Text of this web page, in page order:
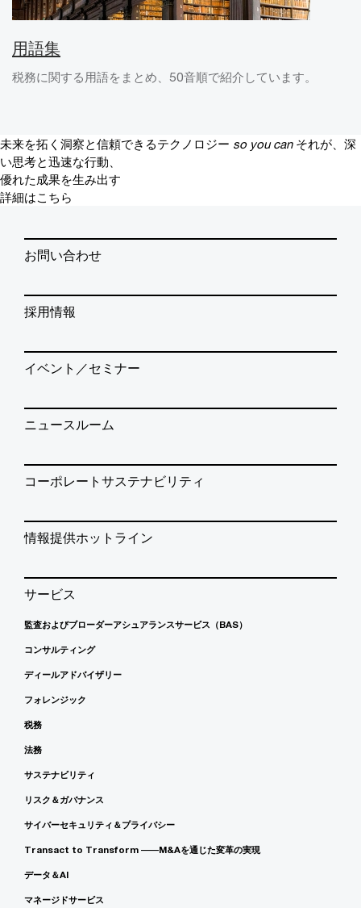
用語集
税務に関する用語をまとめ、50音順で紹介しています。
未来を拓く洞察と信頼できるテクノロジー so you can それが、深
い思考と迅速な行動、
優れた成果を生み出す
詳細はこちら
お問い合わせ
採用情報
イベント／セミナー
ニュースルーム
コーポレートサステナビリティ
情報提供ホットライン
サービス
監査およびブローダーアシュアランスサービス（BAS）
コンサルティング
ディールアドバイザリー
フォレンジック
税務
法務
サステナビリティ
リスク＆ガバナンス
サイバーセキュリティ＆プライバシー
Transact to Transform ――M&Aを通じた変革の実現
データ＆AI
マネージドサービス